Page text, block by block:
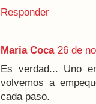
Responder
Maria Coca 26 de
Es verdad... Uno
volvemos a
cada paso.